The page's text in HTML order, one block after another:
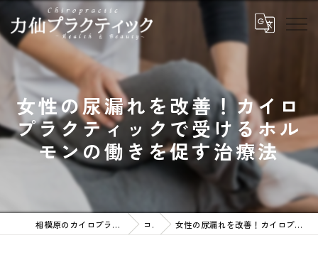
女性の尿漏れを改善！カイロ
プラクティックで受けるホル
モンの働きを促す治療法
相模原のカイロプラクティックなら力仙プラクティック コラム 女性の尿漏れを改善！カイロプラクティックで受けるホルモンの働きを促す治療法